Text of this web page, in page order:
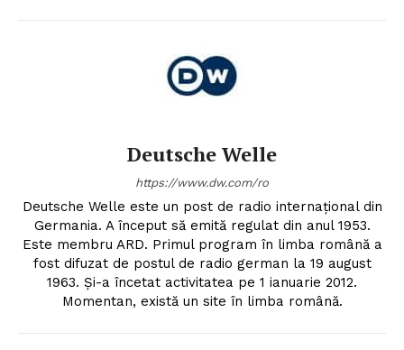
Deutsche Welle
https://www.dw.com/ro
Deutsche Welle este un post de radio internațional din
Germania. A început să emită regulat din anul 1953.
Este membru ARD. Primul program în limba română a
fost difuzat de postul de radio german la 19 august
1963. Și-a încetat activitatea pe 1 ianuarie 2012.
Momentan, există un site în limba română.